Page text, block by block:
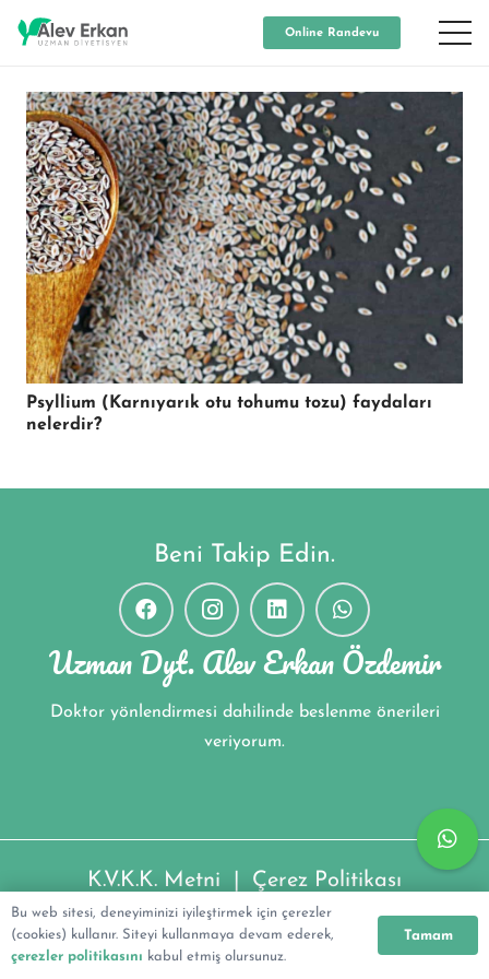
Online Randevu
Psyllium (Karnıyarık otu tohumu tozu) faydaları
nelerdir?
Beni Takip Edin.
Uzman Dyt. Alev Erkan Özdemir
Doktor yönlendirmesi dahilinde beslenme önerileri
veriyorum.
K.V.K.K. Metni Çerez Politikası
Uzman Dyt. Alev Erkan Özdemir ©2022
Bu web sitesi, deneyiminizi iyileştirmek için çerezler
(cookies) kullanır. Siteyi kullanmaya devam ederek,
çerezler politikasını kabul etmiş olursunuz.
Tamam